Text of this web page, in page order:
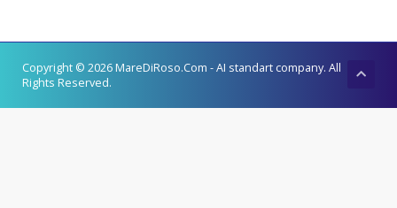
Copyright © 2026 MareDiRoso.Com - AI standart company. All
Rights Reserved.